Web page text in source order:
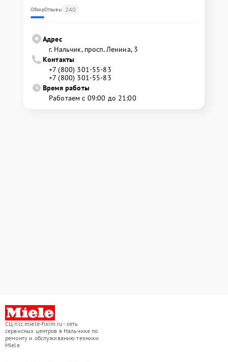
ОбзорОтзывы 240
Адрес
г. Нальчик, просп. Ленина, 3
Контакты
+7 (800) 301-55-83
+7 (800) 301-55-83
Время работы
Работаем с 09:00 до 21:00
СЦ nlc.miele-fixim.ru - сеть
сервисных центров в Нальчике по
ремонту и обслуживанию техники
Miele